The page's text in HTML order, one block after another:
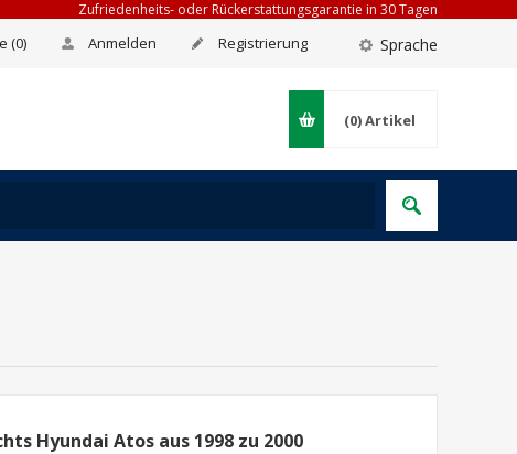
Zufriedenheits- oder Rückerstattungsgarantie in 30 Tagen
Sprache
Registrierung
Anmelden
(0)
(0)Artikel
Hyundai Atos aus 1998 zu 2000